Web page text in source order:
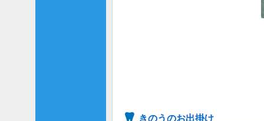
きのうのお出掛け